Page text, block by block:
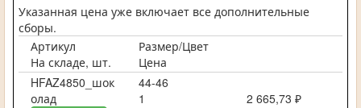
Указанная цена уже включает все дополнительные
сборы.
Артикул
Размер/Цвет
На складе, шт.
Цена
HFAZ4850_шок
олад
44-46
1
2 665,73 ₽